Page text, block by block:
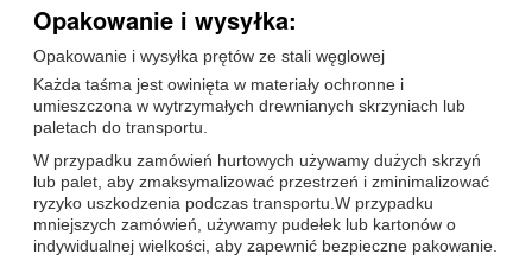
Opakowanie i wysyłka:
Opakowanie i wysyłka prętów ze stali węglowej
Każda taśma jest owinięta w materiały ochronne i
umieszczona w wytrzymałych drewnianych skrzyniach lub
paletach do transportu.
W przypadku zamówień hurtowych używamy dużych skrzyń
lub palet, aby zmaksymalizować przestrzeń i zminimalizować
ryzyko uszkodzenia podczas transportu.W przypadku
mniejszych zamówień, używamy pudełek lub kartonów o
indywidualnej wielkości, aby zapewnić bezpieczne pakowanie.